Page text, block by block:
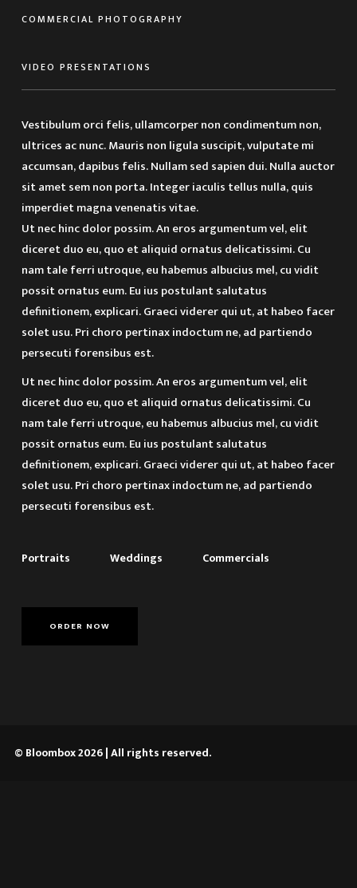
COMMERCIAL PHOTOGRAPHY
VIDEO PRESENTATIONS
Vestibulum orci felis, ullamcorper non condimentum non,
ultrices ac nunc. Mauris non ligula suscipit, vulputate mi
accumsan, dapibus felis. Nullam sed sapien dui. Nulla auctor
sit amet sem non porta. Integer iaculis tellus nulla, quis
imperdiet magna venenatis vitae.
Ut nec hinc dolor possim. An eros argumentum vel, elit
diceret duo eu, quo et aliquid ornatus delicatissimi. Cu
nam tale ferri utroque, eu habemus albucius mel, cu vidit
possit ornatus eum. Eu ius postulant salutatus
definitionem, explicari. Graeci viderer qui ut, at habeo facer
solet usu. Pri choro pertinax indoctum ne, ad partiendo
persecuti forensibus est.
Ut nec hinc dolor possim. An eros argumentum vel, elit
diceret duo eu, quo et aliquid ornatus delicatissimi. Cu
nam tale ferri utroque, eu habemus albucius mel, cu vidit
possit ornatus eum. Eu ius postulant salutatus
definitionem, explicari. Graeci viderer qui ut, at habeo facer
solet usu. Pri choro pertinax indoctum ne, ad partiendo
persecuti forensibus est.
Portraits Weddings Commercials
ORDER NOW
© Bloombox 2026 | All rights reserved.